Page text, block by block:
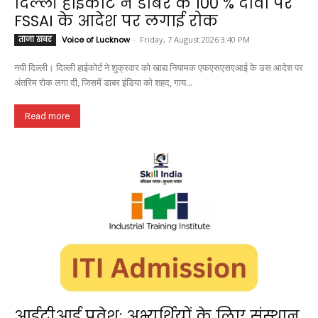
FSSAI के आदेश पर लगाई रोक
ताजा खबर Voice of Lucknow - Friday, 7 August 2026 3:40 PM
नयी दिल्ली। दिल्ली हाईकोर्ट ने शुक्रवार को खाद्य नियामक एफएसएसएआई के उस आदेश पर
अंतरिम रोक लगा दी, जिसमें डाबर इंडिया को शहद, गाय...
Read more